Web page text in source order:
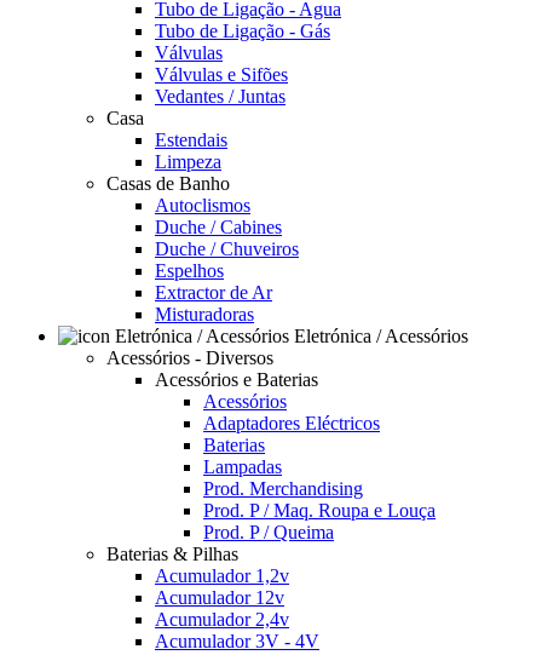
Tubo de Ligação - Agua
Tubo de Ligação - Gás
Válvulas
Válvulas e Sifões
Vedantes / Juntas
Casa
Estendais
Limpeza
Casas de Banho
Autoclismos
Duche / Cabines
Duche / Chuveiros
Espelhos
Extractor de Ar
Misturadoras
Eletrónica / Acessórios
Acessórios - Diversos
Acessórios e Baterias
Acessórios
Adaptadores Eléctricos
Baterias
Lampadas
Prod. Merchandising
Prod. P / Maq. Roupa e Louça
Prod. P / Queima
Baterias & Pilhas
Acumulador 1,2v
Acumulador 12v
Acumulador 2,4v
Acumulador 3V - 4V